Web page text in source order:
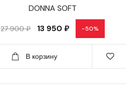
DONNA SOFT
27 900 ₽ 13 950 ₽ -50%
В корзину